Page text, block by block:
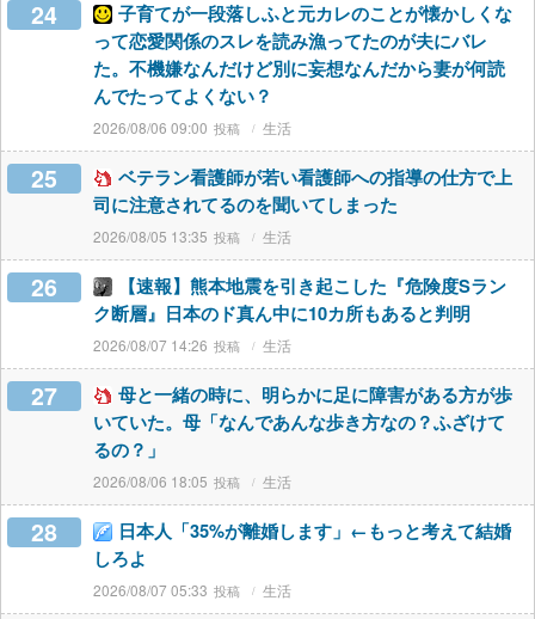
24
子育てが一段落しふと元カレのことが懐かしくな
って恋愛関係のスレを読み漁ってたのが夫にバレ
た。不機嫌なんだけど別に妄想なんだから妻が何読
んでたってよくない？
2026/08/06 09:00 生活
25
ベテラン看護師が若い看護師への指導の仕方で上
司に注意されてるのを聞いてしまった
2026/08/05 13:35 生活
26
【速報】熊本地震を引き起こした『危険度Sラン
ク断層』日本のド真ん中に10カ所もあると判明
2026/08/07 14:26 生活
27
母と一緒の時に、明らかに足に障害がある方が歩
いていた。母「なんであんな歩き方なの？ふざけて
るの？」
2026/08/06 18:05 生活
28
日本人「35%が離婚します」←もっと考えて結婚
しろよ
2026/08/07 05:33 生活